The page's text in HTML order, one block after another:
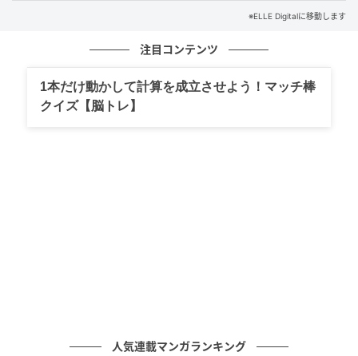
全米の人々の身体や顔に広がる「大いなる逆行
（Great Undoing）」とも呼ぶべき現象だ。「フィラ
ーに別れを告げた有名人25人」といった記事を目にし
※ELLE Digitalに移動します
注目コンテンツ
1本だけ動かして計算を成立させよう！マッチ棒
クイズ【脳トレ】
人気連載マンガランキング